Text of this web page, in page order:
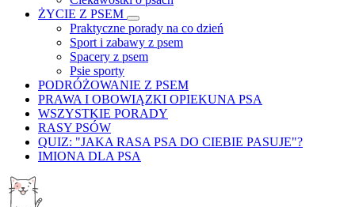
ŻYCIE Z PSEM
Praktyczne porady na co dzień
Sport i zabawy z psem
Spacery z psem
Psie sporty
PODRÓŻOWANIE Z PSEM
PRAWA I OBOWIĄZKI OPIEKUNA PSA
WSZYSTKIE PORADY
RASY PSÓW
QUIZ: "JAKA RASA PSA DO CIEBIE PASUJE"?
IMIONA DLA PSA